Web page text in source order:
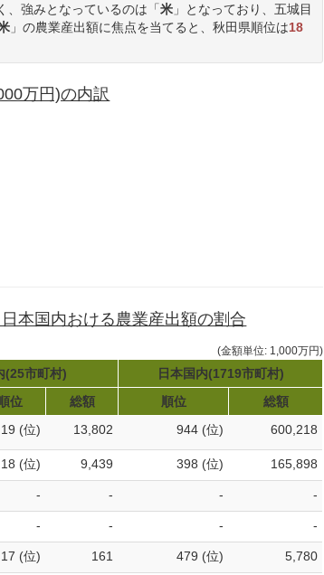
、強みとなっているのは「米 」となっており、五城目
」の農業産出額に焦点を当てると、秋田県順位は18
万円)の内訳
本国内おける農業産出額の割合
(金額単位: 1,000万円)
(25市町村)
日本国内(1719市町村)
位 総額 順位
総額
19 (位) 13,802 944 (位) 600,218
18 (位) 9,439 398 (位) 165,898
- - - -
- - - -
17 (位) 161 479 (位) 5,780